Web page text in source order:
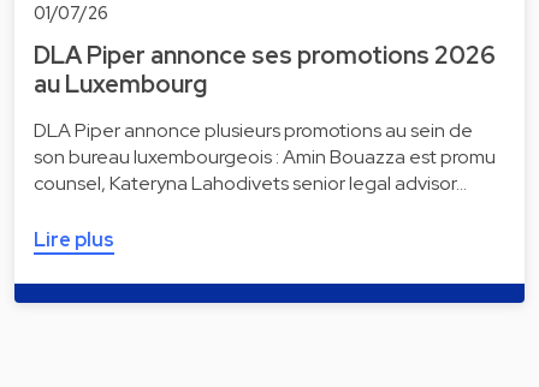
01/07/26
DLA Piper annonce ses promotions 2026
au Luxembourg
DLA Piper annonce plusieurs promotions au sein de
son bureau luxembourgeois : Amin Bouazza est promu
counsel, Kateryna Lahodivets senior legal advisor…
Lire plus